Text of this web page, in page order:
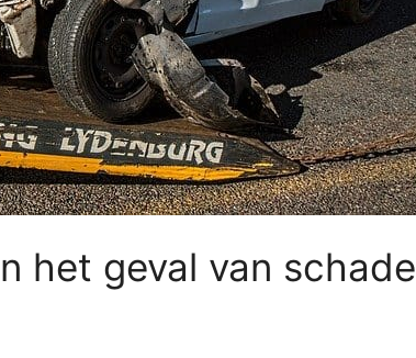
het geval van schade